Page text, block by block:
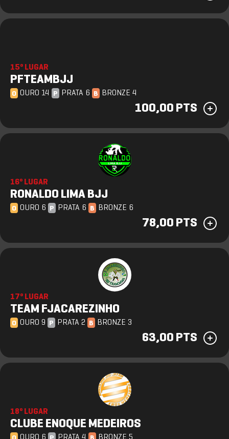
15º LUGAR
PFTEAMBJJ
O OURO 14 P PRATA 6 B BRONZE 4
100,00 PTS
16º LUGAR
RONALDO LIMA BJJ
O OURO 6 P PRATA 6 B BRONZE 6
78,00 PTS
17º LUGAR
TEAM FJACAREZINHO
O OURO 9 P PRATA 2 B BRONZE 3
63,00 PTS
18º LUGAR
CLUBE ENOQUE MEDEIROS
OURO 6 PRATA 4 BRONZE 5